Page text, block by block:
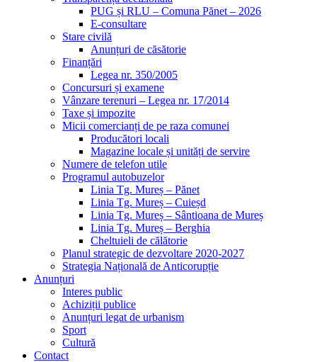
PUG și RLU – Comuna Pănet – 2026
E-consultare
Stare civilă
Anunțuri de căsătorie
Finanțări
Legea nr. 350/2005
Concursuri și examene
Vânzare terenuri – Legea nr. 17/2014
Taxe și impozite
Micii comercianți de pe raza comunei
Producători locali
Magazine locale și unități de servire
Numere de telefon utile
Programul autobuzelor
Linia Tg. Mureș – Pănet
Linia Tg. Mureș – Cuieșd
Linia Tg. Mureș – Sântioana de Mureș
Linia Tg. Mureș – Berghia
Cheltuieli de călătorie
Planul strategic de dezvoltare 2020-2027
Strategia Națională de Anticorupție
Anunțuri
Interes public
Achiziții publice
Anunțuri legat de urbanism
Sport
Cultură
Contact